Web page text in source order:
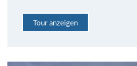
Tour anzeigen